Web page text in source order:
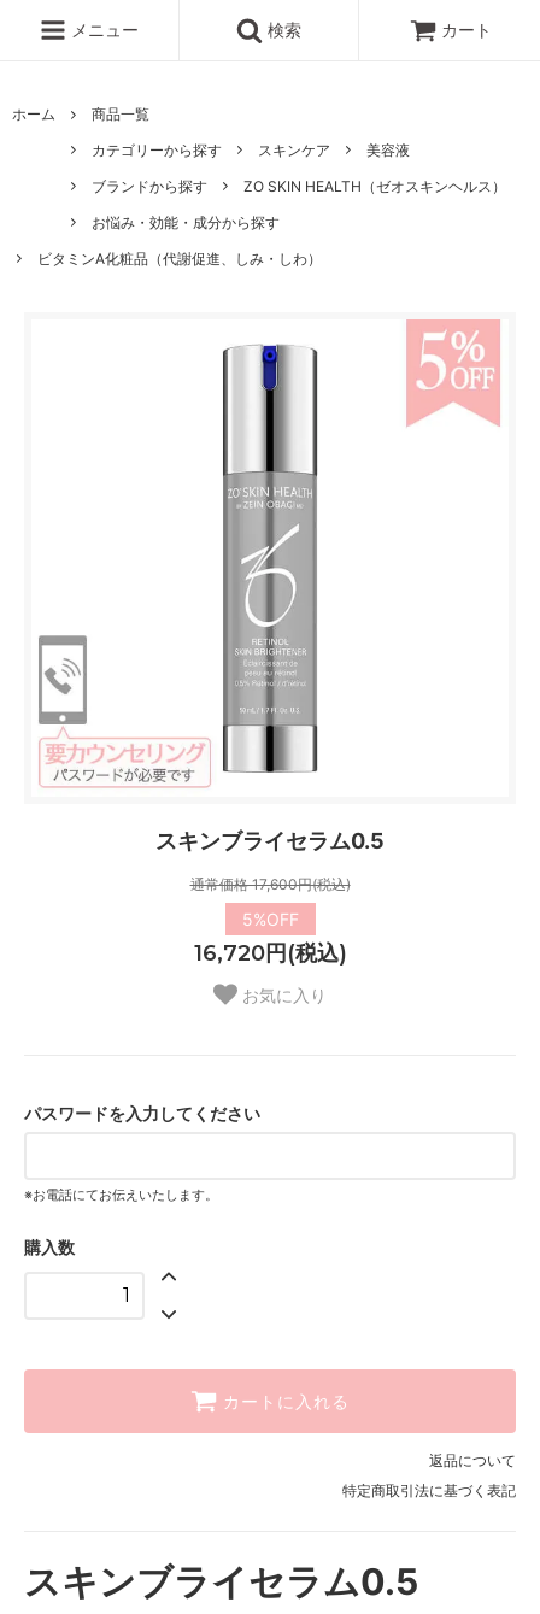
メニュー 検索 カート
ホーム
商品一覧
カテゴリーから探す
スキンケア
美容液
ブランドから探す
ZO SKIN HEALTH（ゼオスキンヘルス）
お悩み・効能・成分から探す
ビタミンA化粧品（代謝促進、しみ・しわ）
スキンブライセラム0.5
通常価格 17,600円(税込)
5%OFF
16,720円(税込)
お気に入り
パスワードを入力してください
※お電話にてお伝えいたします。
購入数
カートに入れる
返品について
特定商取引法に基づく表記
スキンブライセラム0.5